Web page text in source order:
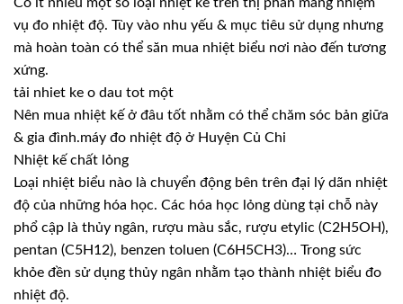
Có ít nhiều một số loại nhiệt kế trên thị phần mang nhiệm
vụ đo nhiệt độ. Tùy vào nhu yếu & mục tiêu sử dụng nhưng
mà hoàn toàn có thể săn mua nhiệt biểu nơi nào đến tương
xứng.
tải nhiet ke o dau tot một
Nên mua nhiệt kế ở đâu tốt nhằm có thể chăm sóc bản giữa
& gia đình.máy đo nhiệt độ ở Huyện Củ Chi
Nhiệt kế chất lỏng
Loại nhiệt biểu nào là chuyển động bên trên đại lý dãn nhiệt
độ của những hóa học. Các hóa học lỏng dùng tại chỗ này
phổ cập là thủy ngân, rượu màu sắc, rượu etylic (C2H5OH),
pentan (C5H12), benzen toluen (C6H5CH3)… Trong sức
khỏe đền sử dụng thủy ngân nhằm tạo thành nhiệt biểu đo
nhiệt độ.